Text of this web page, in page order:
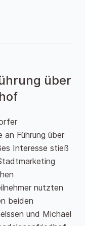
über
Führung über
Interesse stieß
nutzten
beiden
und Michael